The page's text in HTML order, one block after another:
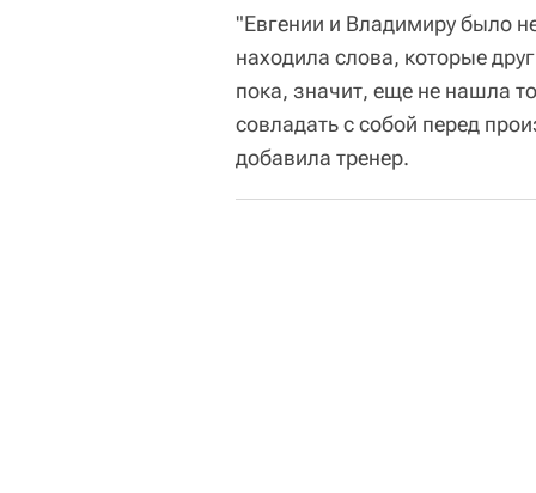
"Евгении и Владимиру было
находила слова, которые
пока, значит, еще не нашла
совладать с собой перед
добавила тренер.